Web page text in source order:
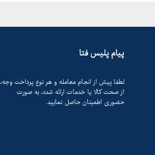
پیام پلیس فتا
لطفا پیش از انجام معامله و هر نوع پرداخت وجه،
از صحت کالا یا خدمات ارائه شده، به صورت
حضوری اطمینان حاصل نمایید.